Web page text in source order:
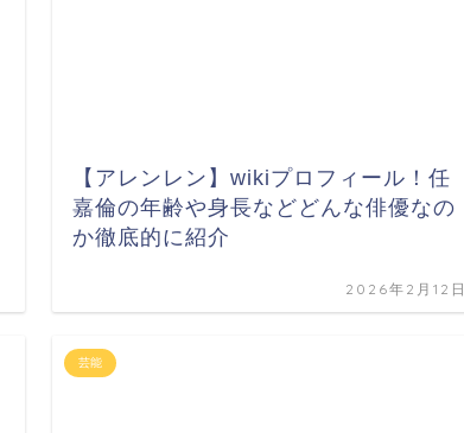
【アレンレン】wikiプロフィール！任
嘉倫の年齢や身長などどんな俳優なの
か徹底的に紹介
2026年2月12日
芸能